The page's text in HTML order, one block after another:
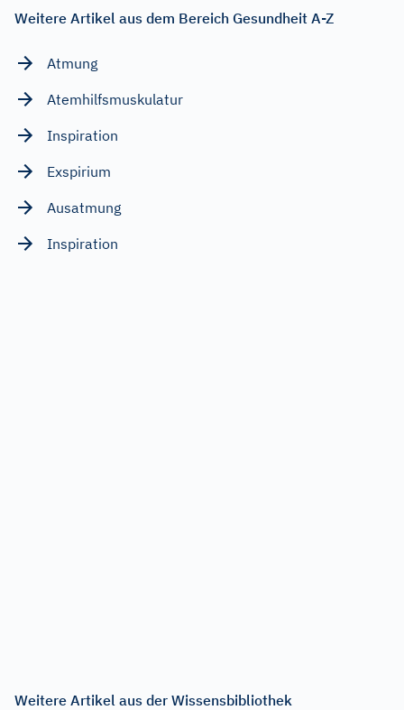
Weitere Artikel aus dem Bereich Gesundheit A-Z
Atmung
Atemhilfsmuskulatur
Inspiration
Exspirium
Ausatmung
Inspiration
Weitere Artikel aus der Wissensbibliothek